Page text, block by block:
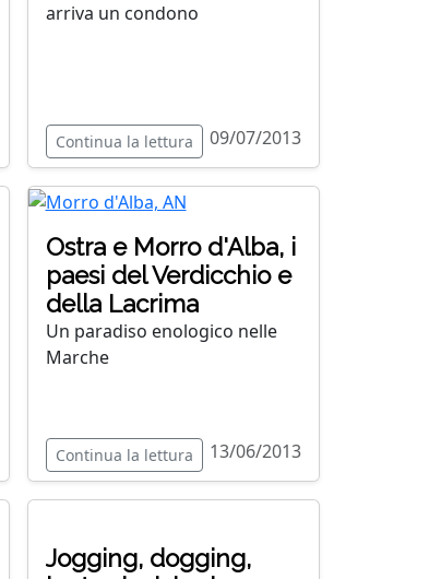
arriva un condono
Continua la lettura 09/07/2013
Ostra e Morro d'Alba, i
paesi del Verdicchio e
della Lacrima
Un paradiso enologico nelle
Marche
Continua la lettura 13/06/2013
Jogging, dogging,